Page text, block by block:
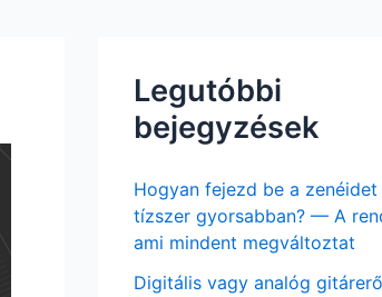
Legutóbbi
bejegyzések
Hogyan fejezd be a zenéidet
tízszer gyorsabban? — A
ami mindent megváltoztat
Digitális vagy analóg